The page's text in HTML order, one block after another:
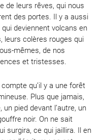
de leurs rêves, qui nous
des portes. Il y a aussi
deviennent volcans en
leurs colères rouges qui
mêmes, de nos
et tristesses.
qu’il y a une forêt
Plus que jamais,
pied devant l’autre, un
noir. On ne sait
surgira, ce qui jaillira. Il en